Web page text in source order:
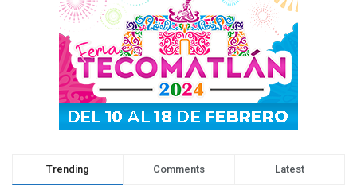
Trending Comments Latest